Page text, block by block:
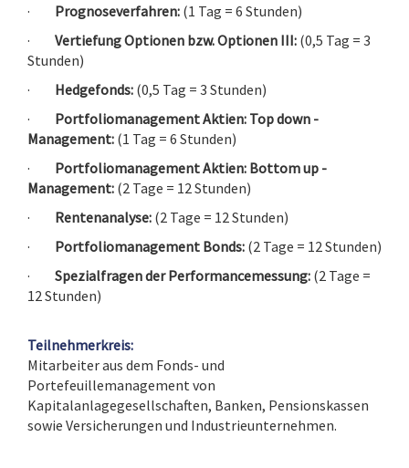
· Prognoseverfahren: (1 Tag = 6 Stunden)
· Vertiefung Optionen bzw. Optionen III: (0,5 Tag = 3
Stunden)
· Hedgefonds: (0,5 Tag = 3 Stunden)
· Portfoliomanagement Aktien: Top down -
Management: (1 Tag = 6 Stunden)
· Portfoliomanagement Aktien: Bottom up -
Management: (2 Tage = 12 Stunden)
· Rentenanalyse: (2 Tage = 12 Stunden)
· Portfoliomanagement Bonds: (2 Tage = 12 Stunden)
· Spezialfragen der Performancemessung: (2 Tage =
12 Stunden)
Teilnehmerkreis:
Mitarbeiter aus dem Fonds- und
Portefeuillemanagement von
Kapitalanlagegesellschaften, Banken, Pensionskassen
sowie Versicherungen und Industrieunternehmen.